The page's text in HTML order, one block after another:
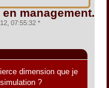
management.
07:55:32 *
dimension que je
?